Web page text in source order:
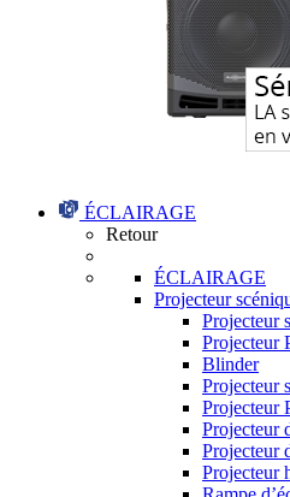
ÉCLAIRAGE
Retour
ÉCLAIRAGE
Projecteur
Projecteur
Projecteur
Blinder
Projecteur
Projecteur
Projecteur
Projecteur
Projecteur